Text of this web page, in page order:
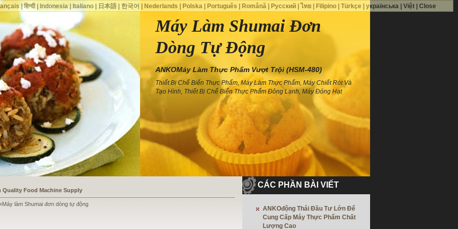
Máy Làm Shumai Đơn
Dòng Tự Động
ANKOMáy Làm Thực Phẩm Vượt Trội (HSM-480)
Thiết Bị Chế Biến Thực Phẩm, Máy Làm Thực Phẩm, Máy Chiết Rót Và
Tạo Hình, Thiết Bị Chế Biến Thực Phẩm Đông Lạnh, Máy Đóng Hạt
a Shoe Seller to Start a Food Business
làm Shumai đơn dòng tự động
CÁC PHẦN BÀI VIẾT
ANKOđộng Thái Đầu Tư Lớn Để
Cung Cấp Máy Thực Phẩm Chất
Lượng Cao
|हिन्दी| Indonesia| Italiano| 日本語| 한국어 Nederlands Polska| Português Română| Русский| ไทย| Filipino| Türkçe українська| Việt| Close